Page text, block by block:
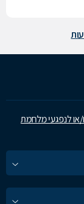
או לנפגעי מלחמת